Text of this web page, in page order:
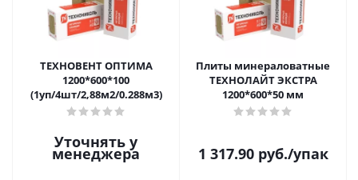
ТЕХНОВЕНТ ОПТИМА
1200*600*100
(1уп/4шт/2,88м2/0.288м3)
Уточнять у
менеджера
Плиты минераловатные
ТЕХНОЛАЙТ ЭКСТРА
1200*600*50 мм
1 317.90руб./упак